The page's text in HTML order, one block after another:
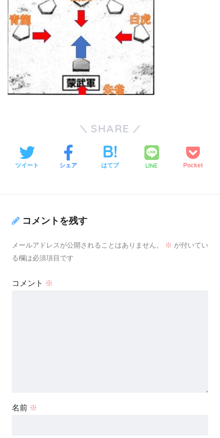
SHARE
ツイート シェア はてブ LINE Pocket
コメントを残す
メールアドレスが公開されることはありません。 ※ が付いてい
る欄は必須項目です
コメント ※
名前 ※